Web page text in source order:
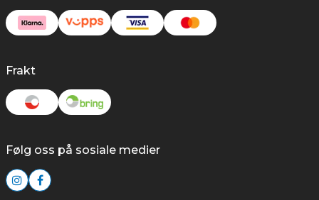
Frakt
Følg oss på sosiale medier